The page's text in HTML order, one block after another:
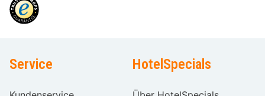
Service HotelSpecials